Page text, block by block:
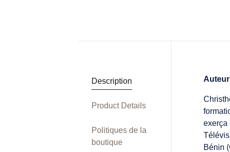
Description
Product Details
Politiques de la
boutique
Auteur
exerça
Bénin